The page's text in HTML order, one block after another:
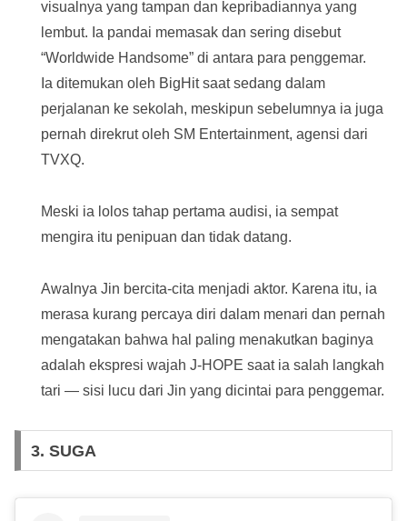
visualnya yang tampan dan kepribadiannya yang
lembut. Ia pandai memasak dan sering disebut
“Worldwide Handsome” di antara para penggemar.
Ia ditemukan oleh BigHit saat sedang dalam
perjalanan ke sekolah, meskipun sebelumnya ia juga
pernah direkrut oleh SM Entertainment, agensi dari
TVXQ.
Meski ia lolos tahap pertama audisi, ia sempat
mengira itu penipuan dan tidak datang.
Awalnya Jin bercita-cita menjadi aktor. Karena itu, ia
merasa kurang percaya diri dalam menari dan pernah
mengatakan bahwa hal paling menakutkan baginya
adalah ekspresi wajah J-HOPE saat ia salah langkah
tari — sisi lucu dari Jin yang dicintai para penggemar.
3. SUGA